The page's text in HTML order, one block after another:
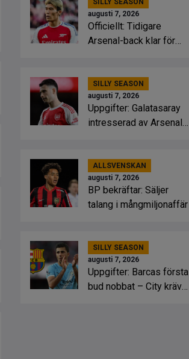
SILLY SEASON
augusti 7, 2026
Officiellt: Tidigare
Arsenal-back klar för
SILLY SEASON
augusti 7, 2026
Uppgifter: Galatasaray
intresserad av Arsenal-
ALLSVENSKAN
augusti 7, 2026
BP bekräftar: Säljer
talang i mångmiljonaffär
SILLY SEASON
augusti 7, 2026
Uppgifter: Barcas första
bud nobbat – City kräver